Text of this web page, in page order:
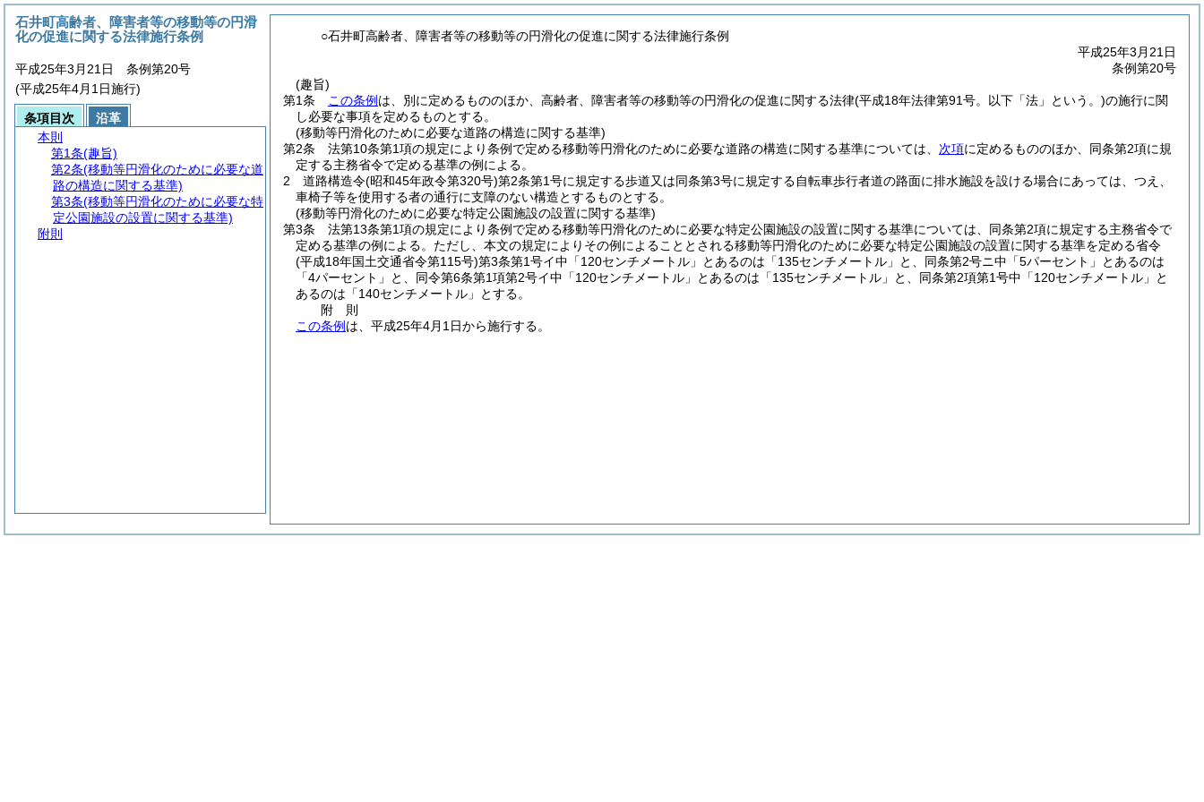
○石井町高齢者、障害者等の移動等の円滑化の促進に関する法律施行条例
平成25年3月21日
条例第20号
(趣旨)
第1条
この条例 は、別に定めるもののほか、高齢者、障害者等の移動等の円滑化の促進に関する法律(平成18年法律第91号。以下「法」という。)の施行に関
し必要な事項を定めるものとする。
(移動等円滑化のために必要な道路の構造に関する基準)
第2条
法第10条第1項の規定により条例で定める移動等円滑化のために必要な道路の構造に関する基準については、 次項に定めるもののほか、同条第2項に規
定する主務省令で定める基準の例による。
2
道路構造令(昭和45年政令第320号)第2条第1号に規定する歩道又は同条第3号に規定する自転車歩行者道の路面に排水施設を設ける場合にあっては、つえ、
車椅子等を使用する者の通行に支障のない構造とするものとする。
(移動等円滑化のために必要な特定公園施設の設置に関する基準)
第3条
法第13条第1項の規定により条例で定める移動等円滑化のために必要な特定公園施設の設置に関する基準については、同条第2項に規定する主務省令で
定める基準の例による。 ただし、本文の規定によりその例によることとされる移動等円滑化のために必要な特定公園施設の設置に関する基準を定める省令
(平成18年国土交通省令第115号)第3条第1号イ中「120センチメートル」とあるのは「135センチメートル」と、同条第2号ニ中「5パーセント」とあるのは
「4パーセント」と、同令第6条第1項第2号イ中「120センチメートル」とあるのは「135センチメートル」と、同条第2項第1号中「120センチメートル」と
あるのは「140センチメートル」とする。
附 則
この条例 は、平成25年4月1日から施行する。
石井町高齢者、障害者等の移動等の円滑
化の促進に関する法律施行条例
平成25年3月21日 条例第20号
(平成25年4月1日施行)
条項目次
沿革
本則
第1条(趣旨)
第2条(移動等円滑化のために必要な道
路の構造に関する基準)
第3条(移動等円滑化のために必要な特
定公園施設の設置に関する基準)
附則